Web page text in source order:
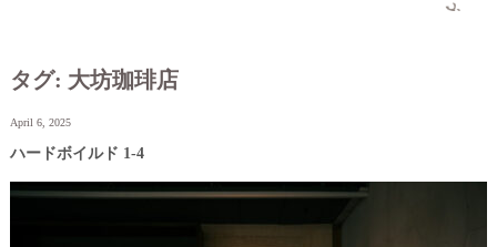
タグ: 大坊珈琲店
April 6, 2025
ハードボイルド 1-4